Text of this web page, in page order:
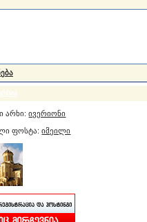
არხი:ივერიონი
ფოსტა:იმეილი